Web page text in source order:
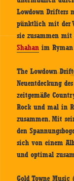
Lowdown
pünktlich mit der
sie zusammen
Shahan im
The Lowdown
Neuentdeckung
zeitgemäße
Rock und mal in
zusammen. Mit
den
sich von einem
und optimal
Gold Towne Music